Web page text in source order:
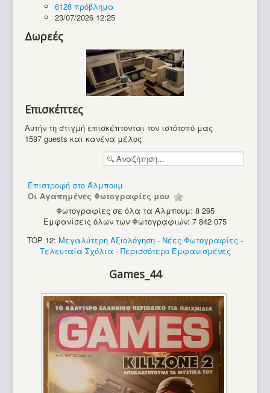
Υπολογιστές
6128 πρόβλημα
23/07/2026 12:25
Δωρεές
Επισκέπτες
Αυτήν τη στιγμή επισκέπτονται τον ιστότοπό μας
1597 guests και κανένα μέλος
Επιστροφή στο Άλμπουμ
Οι Αγαπημένες Φωτογραφίες μου
Φωτογραφίες σε όλα τα Άλμπουμ: 8 295
Εμφανίσεις όλων των Φωτογραφιών: 7 842 075
TOP 12: Μεγαλύτερη Αξιολόγηση - Νέες Φωτογραφίες -
Τελευταία Σχόλια - Περισσότερο Εμφανισμένες
Games_44